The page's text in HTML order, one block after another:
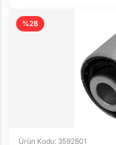
%28
Ürün Kodu: 3592801